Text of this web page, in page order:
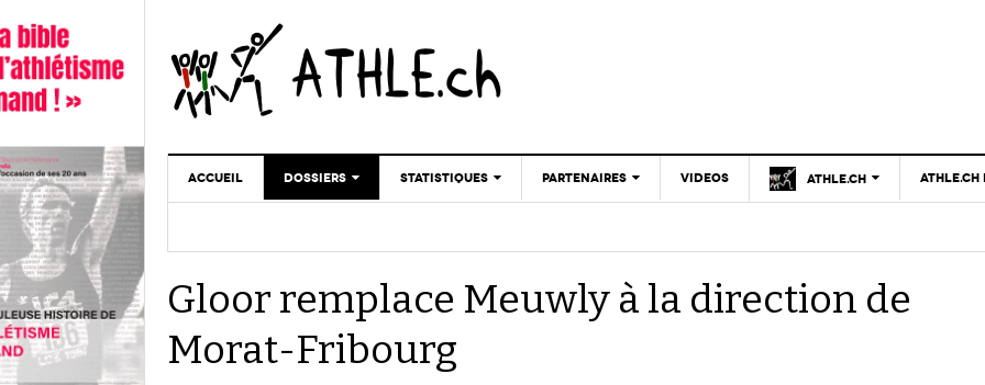
ACCUEIL DOSSIERS
DOPAGE
Breaking4 sur le mile féminin avec Faith
Kipyegon : autant en emporte le vent ! - 26 juin
STATISTIQUES PARTENAIRES
CLUBS PARTENAIRES
FÉDÉRATION
VIDEOS ATHLE.CH
D’ATHLE.CH !
CHARTE ÉDITORIALE
ATHLE.CH
Gloor remplace Meuwly à la direction de
Morat-Fribourg